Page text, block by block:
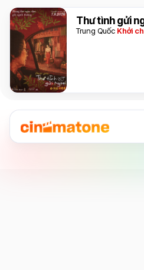
Thư tình gửi
Trung Quốc Khởi